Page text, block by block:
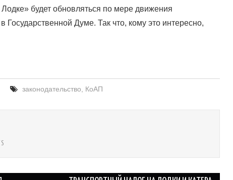
будет обновляться по мере движения
Государственной Думе. Так что, кому это интересно,
законодательство КоАП